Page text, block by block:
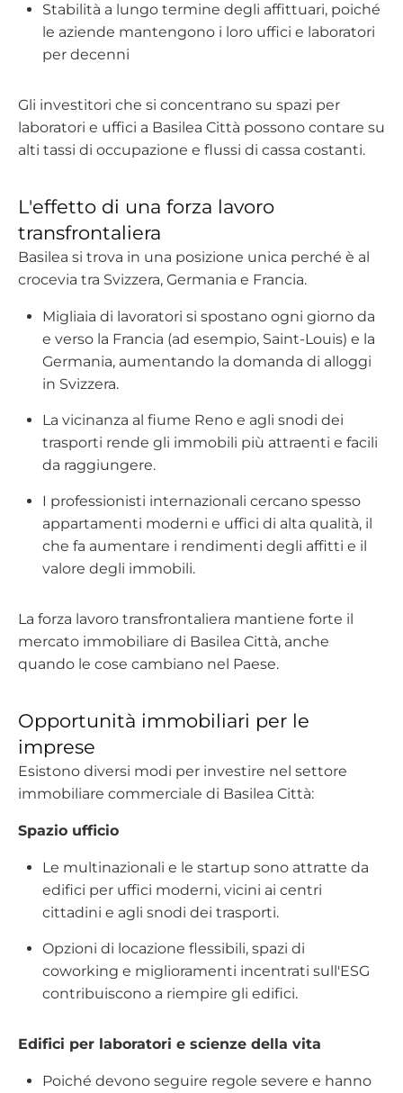
Stabilità a lungo termine degli affittuari, poiché
le aziende mantengono i loro uffici e laboratori
per decenni
Gli investitori che si concentrano su spazi per
laboratori e uffici a Basilea Città possono contare su
alti tassi di occupazione e flussi di cassa costanti.
L'effetto di una forza lavoro
transfrontaliera
Basilea si trova in una posizione unica perché è al
crocevia tra Svizzera, Germania e Francia.
Migliaia di lavoratori si spostano ogni giorno da
e verso la Francia (ad esempio, Saint-Louis) e la
Germania, aumentando la domanda di alloggi
in Svizzera.
La vicinanza al fiume Reno e agli snodi dei
trasporti rende gli immobili più attraenti e facili
da raggiungere.
I professionisti internazionali cercano spesso
appartamenti moderni e uffici di alta qualità, il
che fa aumentare i rendimenti degli affitti e il
valore degli immobili.
La forza lavoro transfrontaliera mantiene forte il
mercato immobiliare di Basilea Città, anche
quando le cose cambiano nel Paese.
Opportunità immobiliari per le
imprese
Esistono diversi modi per investire nel settore
immobiliare commerciale di Basilea Città:
Spazio ufficio
Le multinazionali e le startup sono attratte da
edifici per uffici moderni, vicini ai centri
cittadini e agli snodi dei trasporti.
Opzioni di locazione flessibili, spazi di
coworking e miglioramenti incentrati sull'ESG
contribuiscono a riempire gli edifici.
Edifici per laboratori e scienze della vita
Poiché devono seguire regole severe e hanno